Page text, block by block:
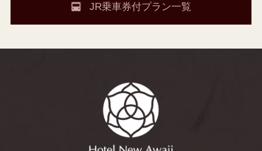
JR乗車券付プラン一覧